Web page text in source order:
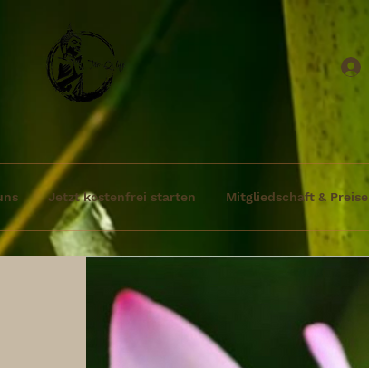
Jetzt kostenfrei starten Mitgliedschaft & Preise